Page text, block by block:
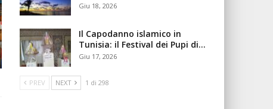
Giu 18, 2026
Il Capodanno islamico in
Tunisia: il Festival dei Pupi di…
Giu 17, 2026
PREV NEXT 1 di 298